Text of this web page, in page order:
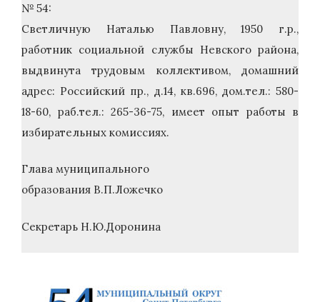
№ 54:
Светличную Наталью Павловну, 1950 г.р.,
работник социальной службы Невского района,
выдвинута трудовым коллективом, домашний
адрес: Российский пр., д.14, кв.696, дом.тел.: 580-
18-60, раб.тел.: 265-36-75, имеет опыт работы в
избирательных комиссиях.
Глава муниципального
образования В.П.Ложечко
Секретарь Н.Ю.Доронина